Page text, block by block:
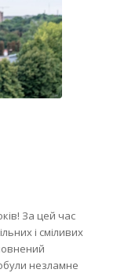
За цей час
і сміливих
незламне